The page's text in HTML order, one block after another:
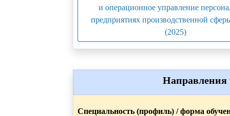
и операционное управление
предприятиях производственной
(2025)
Направления
Специальность (профиль) / форма